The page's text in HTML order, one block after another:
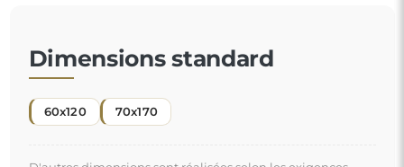
souhaitée ou si vous avez besoin d'une autre
répartition, veuillez nous contacter par téléphone ou
par e-mail. Les plus grands miroirs que nous pouvons
réaliser sont de200×300 cm